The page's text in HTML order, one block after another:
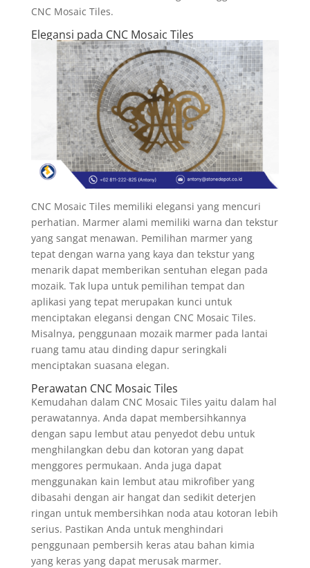
CNC Mosaic Tiles.
Elegansi pada CNC Mosaic Tiles
CNC Mosaic Tiles memiliki elegansi yang mencuri
perhatian. Marmer alami memiliki warna dan tekstur
yang sangat menawan. Pemilihan marmer yang
tepat dengan warna yang kaya dan tekstur yang
menarik dapat memberikan sentuhan elegan pada
mozaik. Tak lupa untuk pemilihan tempat dan
aplikasi yang tepat merupakan kunci untuk
menciptakan elegansi dengan CNC Mosaic Tiles.
Misalnya, penggunaan mozaik marmer pada lantai
ruang tamu atau dinding dapur seringkali
menciptakan suasana elegan.
Perawatan CNC Mosaic Tiles
Kemudahan dalam CNC Mosaic Tiles yaitu dalam hal
perawatannya. Anda dapat membersihkannya
dengan sapu lembut atau penyedot debu untuk
menghilangkan debu dan kotoran yang dapat
menggores permukaan. Anda juga dapat
menggunakan kain lembut atau mikrofiber yang
dibasahi dengan air hangat dan sedikit deterjen
ringan untuk membersihkan noda atau kotoran lebih
serius. Pastikan Anda untuk menghindari
penggunaan pembersih keras atau bahan kimia
yang keras yang dapat merusak marmer.